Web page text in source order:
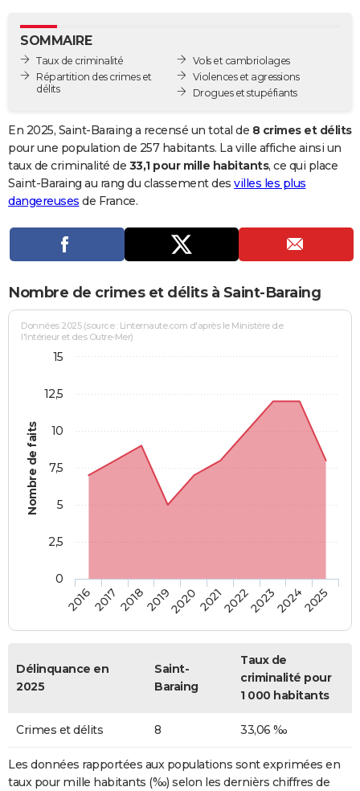
GUIDES D'ACHAT
BONS PLANS
Carte de Noël
Carte Bonne année
Carte Saint-Valentin
Carte Pâques
Carte d'anniversaire
DICTIONNAIRE
Dictionnaire
Biographies
Citations
Expressions
Proverbes
PROGRAMME TV
Se connecter
Entreprises
Service militaire
Avis de recherche
AVIS DE DÉCÈS
Bricolage
Lifestyle
Culture
Sport
Auto
Television
Voyage
Cinema
SOMMAIRE
Taux de criminalité
Répartition des crimes et
délits
Vols et cambriolages
Violences et agressions
Drogues et stupéfiants
En 2025, Saint-Baraing a recensé un total de 8 crimes et délits
pour une population de 257 habitants. La ville affiche ainsi un
taux de criminalité de 33,1 pour mille habitants, ce qui place
Saint-Baraing au rang du classement des villes les plus
dangereuses de France.
Nombre de crimes et délits à Saint-Baraing
Nombre de faits
Données 2025 (source : Linternaute.com d'après le Ministère de
l'Intérieur et des Outre-Mer)
2016201720182019202020212022202320242025
0
2,5
5
7,5
10
12,5
15
Délinquance en
2025
Saint-
Baraing
Taux de
criminalité pour
1 000 habitants
Crimes et délits 8 33,06 ‰
Les données rapportées aux populations sont exprimées en
taux pour mille habitants (‰) selon les dernièrs chiffres de